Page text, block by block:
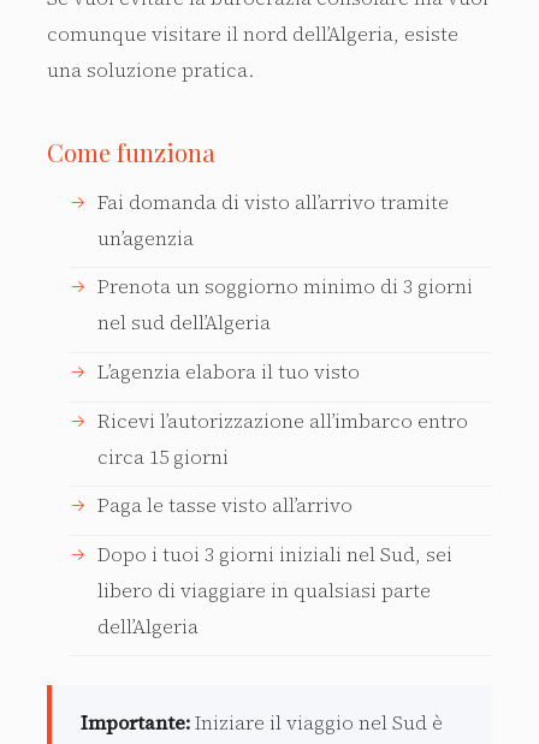
comunque visitare il nord dell’Algeria, esiste
una soluzione pratica.
Come funziona
Fai domanda di visto all’arrivo tramite
un’agenzia
Prenota un soggiorno minimo di 3 giorni
nel sud dell’Algeria
L’agenzia elabora il tuo visto
Ricevi l’autorizzazione all’imbarco entro
circa 15 giorni
Paga le tasse visto all’arrivo
Dopo i tuoi 3 giorni iniziali nel Sud, sei
libero di viaggiare in qualsiasi parte
dell’Algeria
Importante:Iniziare il viaggio nel Sud è